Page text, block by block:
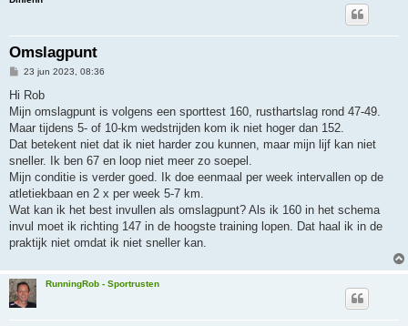
Omslagpunt
B
c
h
23 jun 2023, 08:36
Hi Rob
Mijn omslagpunt is volgens een sporttest 160, rusthartslag rond 47-49.
Maar tijdens 5- of 10-km wedstrijden kom ik niet hoger dan 152.
Dat betekent niet dat ik niet harder zou kunnen, maar mijn lijf kan niet
sneller. Ik ben 67 en loop niet meer zo soepel.
Mijn conditie is verder goed. Ik doe eenmaal per week intervallen op de
atletiekbaan en 2 x per week 5-7 km.
Wat kan ik het best invullen als omslagpunt? Als ik 160 in het schema
invul moet ik richting 147 in de hoogste training lopen. Dat haal ik in de
praktijk niet omdat ik niet sneller kan.
RunningRob - Sportrusten